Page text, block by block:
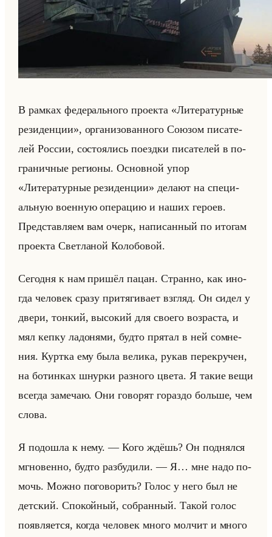
В рам­ках фе­де­рально­го про­ек­та «Литературные
резиденции», ор­га­ни­зо­ван­но­го Со­юзом пи­са­те­
лей Рос­сии, со­сто­ялись по­езд­ки пи­са­те­лей в по­
гра­нич­ные ре­ги­оны. Ос­нов­ной упор
«Литературные резиденции» де­ла­ют на спе­ци­
альную во­ен­ную опе­ра­цию и наших ге­ро­ев.
Пред­став­ля­ем вам очерк, на­пи­сан­ный по ито­гам
про­ек­та Свет­ла­ной Ко­ло­бо­вой.
Се­год­ня к нам при­шёл пацан. Стран­но, как ино­
гда че­ло­век сразу при­тя­ги­ва­ет взгляд. Он сидел у
двери, тон­кий, вы­со­кий для сво­его воз­рас­та, и
мял кепку ла­до­ня­ми, будто пря­тал в ней со­мне­
ния. Курт­ка ему была ве­ли­ка, рукав пе­ре­кру­чен,
на бо­тин­ках шнур­ки раз­но­го цвета. Я такие вещи
все­гда за­ме­чаю. Они го­во­рят го­раз­до больше, чем
слова.
Я по­до­шла к нему. — Кого ждёшь? Он под­нял­ся
мгно­вен­но, будто раз­бу­ди­ли. — Я… мне надо по­
мочь. Можно по­го­во­рить? Голос у него был не
дет­ский. Спо­койный, со­бран­ный. Такой голос
по­яв­ля­ет­ся, когда че­ло­век много мол­чит и много